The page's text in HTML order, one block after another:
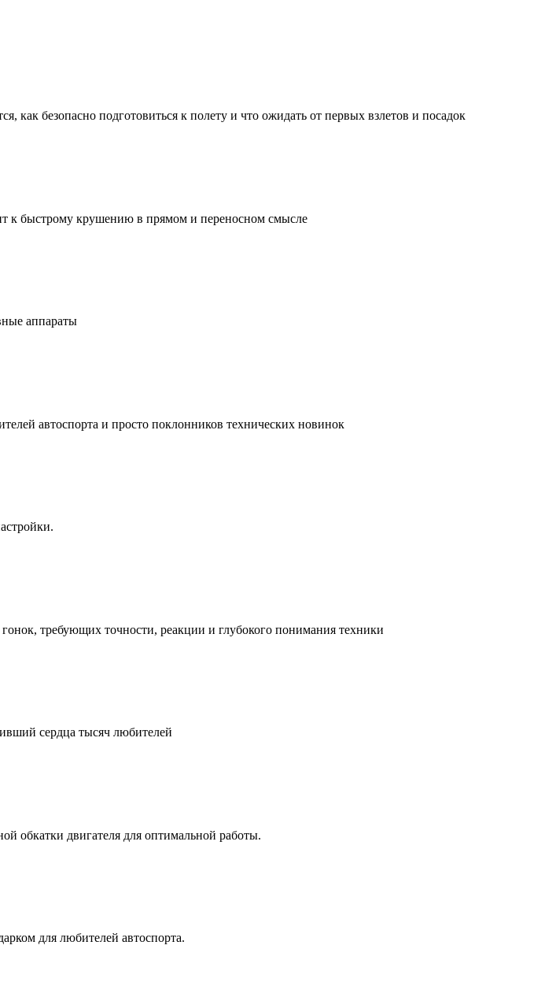
как безопасно подготовиться к полету и что ожидать от первых взлетов и посадок
к быстрому крушению в прямом и переносном смысле
аппараты
автоспорта и просто поклонников технических новинок
требующих точности, реакции и глубокого понимания техники
сердца тысяч любителей
обкатки двигателя для оптимальной работы.
для любителей автоспорта.